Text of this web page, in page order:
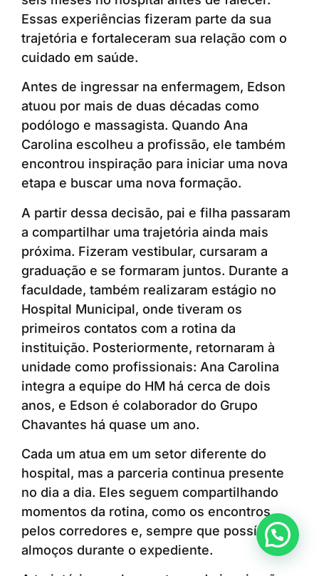
Essas experiências fizeram parte da sua
trajetória e fortaleceram sua relação com o
cuidado em saúde.
Antes de ingressar na enfermagem, Edson
atuou por mais de duas décadas como
podólogo e massagista. Quando Ana
Carolina escolheu a profissão, ele também
encontrou inspiração para iniciar uma nova
etapa e buscar uma nova formação.
A partir dessa decisão, pai e filha passaram
a compartilhar uma trajetória ainda mais
próxima. Fizeram vestibular, cursaram a
graduação e se formaram juntos. Durante a
faculdade, também realizaram estágio no
Hospital Municipal, onde tiveram os
primeiros contatos com a rotina da
instituição. Posteriormente, retornaram à
unidade como profissionais: Ana Carolina
integra a equipe do HM há cerca de dois
anos, e Edson é colaborador do Grupo
Chavantes há quase um ano.
Cada um atua em um setor diferente do
hospital, mas a parceria continua presente
no dia a dia. Eles seguem compartilhando
momentos da rotina, como os encontros
pelos corredores e, sempre que possível, os
almoços durante o expediente.
Anunciar ou recomendar matéria